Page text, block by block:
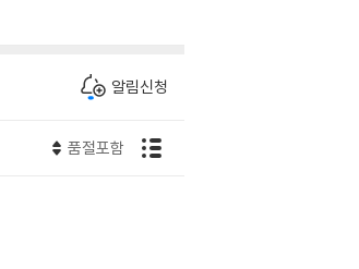
알림신청
품절포함